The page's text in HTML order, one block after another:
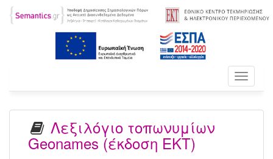
Toggle
Λεξιλόγιο τοπωνυμίων
Geonames (έκδοση ΕΚΤ)